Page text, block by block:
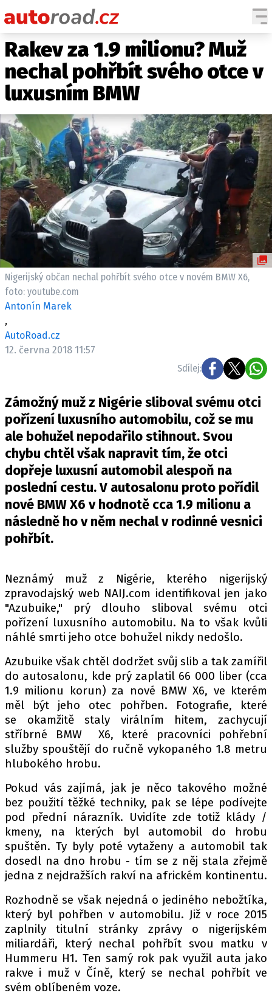
AUTA
TESTY AUT
NOVINKY
SPY
HISTORIE
ZAJÍMAVOSTI
TECHNIKA
EKONOMIKA
ČESKÝ TRH
TUNING
PROFI
ELEKTRO
TRH S ELEKTROMOBILY
OSTATNÍ
TISKOVKY
ROZHOVORY
DAKAR
Z DOMOVA
ZE SVĚTA
MOTORSPORT
FIA CEZ & POHÁRY
MEZINÁRODNÍ SCÉNA
SLEDUJTE NÁS NA|
Máte příběh, fotku nebo video?
Pošlete e-mail na autoroad.cz
ETICKÝ KODEX
KONTAKT
INZERCE
OSOBNÍ ÚDAJE / COOKIES
Provozovatelem serveru autoroad.cz je
INCORP MEDIA GROUP s.r.o., IČ: 118 23 054
Rakev za 1.9 milionu? Muž
nechal pohřbít svého otce v
luxusním BMW
Nigerijský občan nechal pohřbít svého otce v novém BMW X6,
foto: youtube.com
Antonín Marek
,
AutoRoad.cz
12. června 2018 11:57
Sdílej:
Zámožný muž z Nigérie sliboval svému otci
pořízení luxusního automobilu, což se mu
ale bohužel nepodařilo stihnout. Svou
chybu chtěl však napravit tím, že otci
dopřeje luxusní automobil alespoň na
poslední cestu. V autosalonu proto pořídil
nové BMW X6 v hodnotě cca 1.9 milionu a
následně ho v něm nechal v rodinné vesnici
pohřbít.
Neznámý muž z Nigérie, kterého nigerijský
zpravodajský web NAIJ.com identifikoval jen jako
"Azubuike," prý dlouho sliboval svému otci
pořízení luxusního automobilu. Na to však kvůli
náhlé smrti jeho otce bohužel nikdy nedošlo.
Azubuike však chtěl dodržet svůj slib a tak zamířil
do autosalonu, kde prý zaplatil 66 000 liber (cca
1.9 milionu korun) za nové BMW X6, ve kterém
měl být jeho otec pohřben. Fotografie, které
se okamžitě staly virálním hitem, zachycují
stříbrné BMW X6, které pracovníci pohřební
služby spouštějí do ručně vykopaného 1.8 metru
hlubokého hrobu.
Pokud vás zajímá, jak je něco takového možné
bez použití těžké techniky, pak se lépe podívejte
pod přední nárazník. Uvidíte zde totiž klády /
kmeny, na kterých byl automobil do hrobu
spuštěn. Ty byly poté vytaženy a automobil tak
dosedl na dno hrobu - tím se z něj stala zřejmě
jedna z nejdražších rakví na africkém kontinentu.
Rozhodně se však nejedná o jediného nebožtíka,
který byl pohřben v automobilu. Již v roce 2015
zaplnily titulní stránky zprávy o nigerijském
miliardáři, který nechal pohřbít svou matku v
Hummeru H1. Ten samý rok pak využil auta jako
rakve i muž v Číně, který se nechal pohřbít ve
svém oblíbeném voze.